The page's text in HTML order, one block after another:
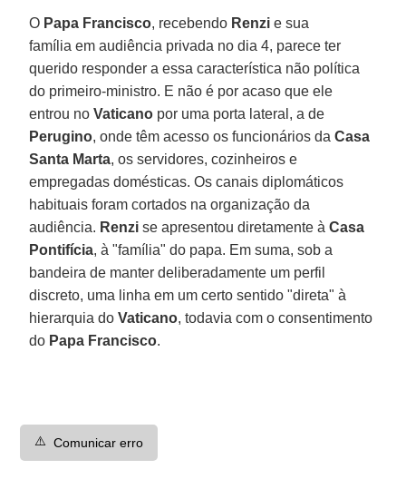
O Papa Francisco, recebendo Renzi e sua
família em audiência privada no dia 4, parece ter
querido responder a essa característica não política
do primeiro-ministro. E não é por acaso que ele
entrou noVaticano por uma porta lateral, a de
Perugino, onde têm acesso os funcionários daCasa
Santa Marta, os servidores, cozinheiros e
empregadas domésticas. Os canais diplomáticos
habituais foram cortados na organização da
audiência. Renzi se apresentou diretamente àCasa
Pontifícia, à "família" do papa. Em suma, sob a
bandeira de manter deliberadamente um perfil
discreto, uma linha em um certo sentido "direta" à
hierarquia doVaticano, todavia com o consentimento
do Papa Francisco.
⚠️ Comunicar erro